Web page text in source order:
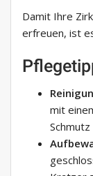
Damit Ihre
erfreuen, ist
mit